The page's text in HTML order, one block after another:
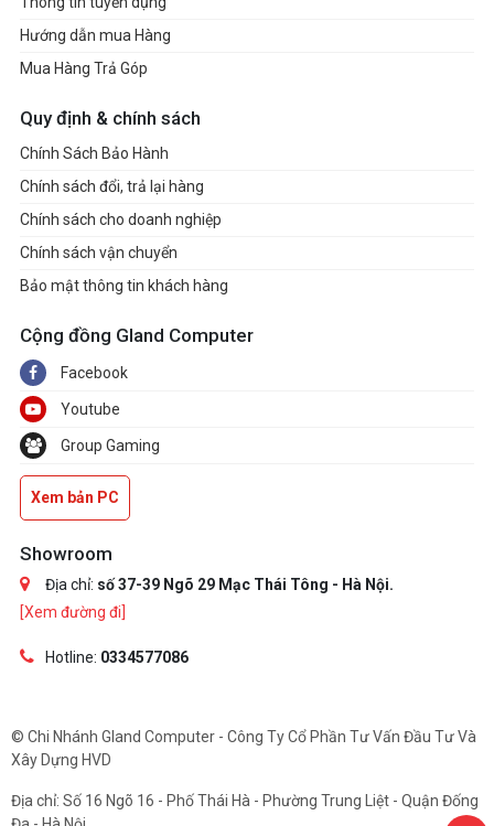
Hướng dẫn mua Hàng
Mua Hàng Trả Góp
Quy định & chính sách
Chính Sách Bảo Hành
Chính sách đổi, trả lại hàng
Chính sách cho doanh nghiệp
Chính sách vận chuyển
Bảo mật thông tin khách hàng
Cộng đồng Gland Computer
Facebook
Youtube
Group Gaming
Xem bản PC
Showroom
Địa chỉ: số 37-39 Ngõ 29 Mạc Thái Tông - Hà Nội.
[Xem đường đi]
Hotline: 0334577086
© Chi Nhánh Gland Computer - Công Ty Cổ Phần Tư Vấn Đầu Tư Và
Xây Dựng HVD
Địa chỉ: Số 16 Ngõ 16 - Phố Thái Hà - Phường Trung Liệt - Quận Đống